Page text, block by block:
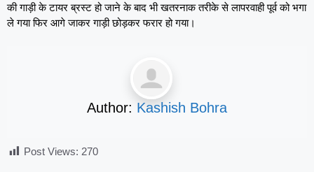
की गाड़ी के टायर ब्रस्ट हो जाने के बाद भी खतरनाक तरीके से लापरवाही पूर्व को भगा
ले गया फिर आगे जाकर गाड़ी छोड़कर फरार हो गया।
Author: Kashish Bohra
Post Views: 270